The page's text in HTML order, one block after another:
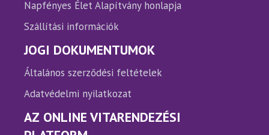
Napfényes Élet Alapítvány honlapja
Szállítási információk
JOGI DOKUMENTUMOK
Általános szerződési feltételek
Adatvédelmi nyilatkozat
AZ ONLINE VITARENDEZÉSI